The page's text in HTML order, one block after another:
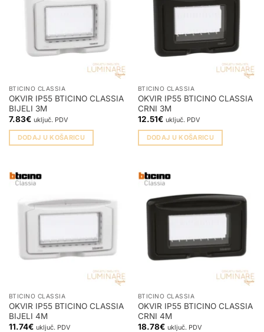
BTICINO CLASSIA
OKVIR IP55 BTICINO CLASSIA
BIJELI 3M
7.83€ uključ. PDV
DODAJ U KOŠARICU
BTICINO CLASSIA
OKVIR IP55 BTICINO CLASSIA
CRNI 3M
12.51€ uključ. PDV
DODAJ U KOŠARICU
BTICINO CLASSIA
OKVIR IP55 BTICINO CLASSIA
BIJELI 4M
11.74€ uključ. PDV
BTICINO CLASSIA
OKVIR IP55 BTICINO CLASSIA
CRNI 4M
18.78€ uključ. PDV